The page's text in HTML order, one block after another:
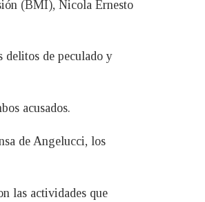
(BMI), Nicola Ernesto
delitos de peculado y
acusados.
de Angelucci, los
las actividades que